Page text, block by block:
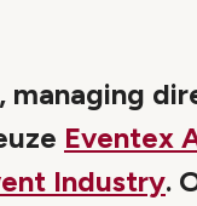
managing
Eventex
Industry.